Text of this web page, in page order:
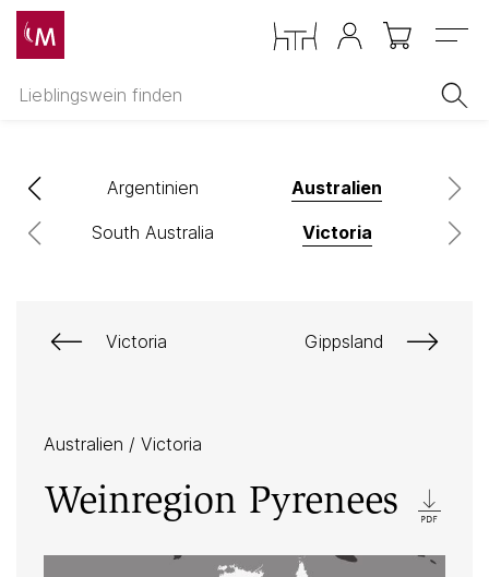
Menu
Argentinien Australien
South Australia Victoria
Victoria Gippsland
Australien / Victoria
Weinregion Pyrenees